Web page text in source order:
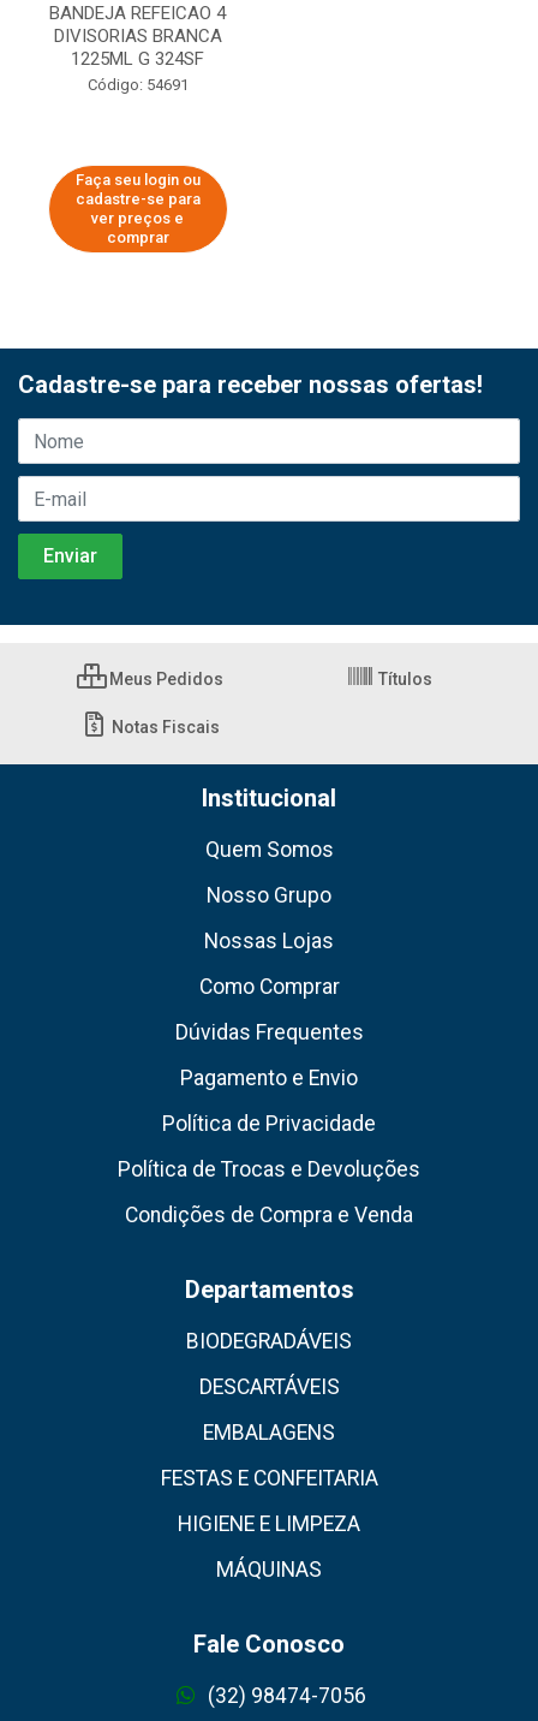
BANDEJA REFEICAO 4
DIVISORIAS BRANCA
1225ML G 324SF
Código: 54691
Faça seu login ou
cadastre-se para
ver preços e
comprar
Cadastre-se para receber nossas ofertas!
Meus Pedidos Títulos
Notas Fiscais
Institucional
Quem Somos
Nosso Grupo
Nossas Lojas
Como Comprar
Dúvidas Frequentes
Pagamento e Envio
Política de Privacidade
Política de Trocas e Devoluções
Condições de Compra e Venda
Departamentos
BIODEGRADÁVEIS
DESCARTÁVEIS
EMBALAGENS
FESTAS E CONFEITARIA
HIGIENE E LIMPEZA
MÁQUINAS
Fale Conosco
(32) 98474-7056